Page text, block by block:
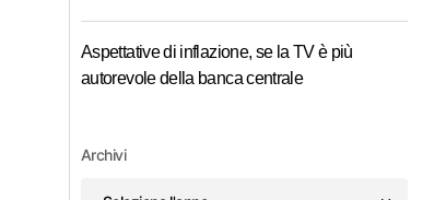
Aspettative di inflazione, se la TV è più
autorevole della banca centrale
Archivi